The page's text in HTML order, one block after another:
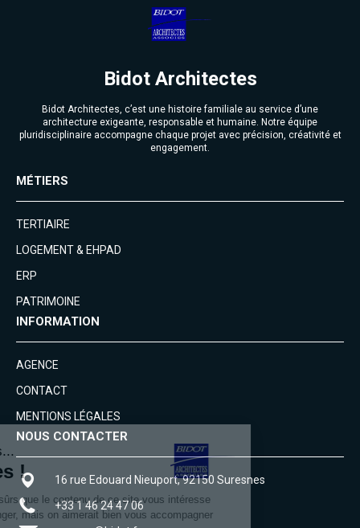
Bidot Architectes
Bidot Architectes, c’est une histoire familiale au service d’une
architecture exigeante, responsable et humaine. Notre équipe
pluridisciplinaire accompagne chaque projet avec précision, créativité et
engagement.
MÉTIERS
TERTIAIRE
LOGEMENT & EHPAD
ERP
PATRIMOINE
INFORMATION
AGENCE
CONTACT
MENTIONS LÉGALES
NOUS CONTACTER
16 rue Edouard Nieuport, 92150 Suresnes
+33 1 46 24 47 06